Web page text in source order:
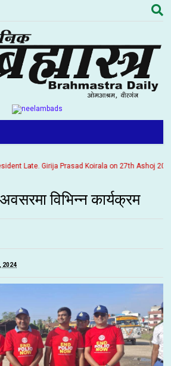
Late. Girija Prasad Koirala on 27th Ashoj
विभिन्न कार्यक्रम
2024